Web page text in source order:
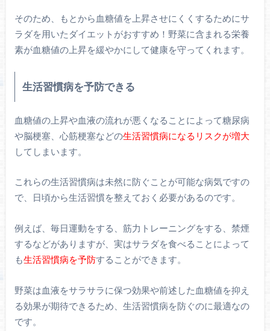
そのため、もとから血糖値を上昇させにくくするためにサ
ラダを用いたダイエットがおすすめ！野菜に含まれる栄養
素が血糖値の上昇を緩やかにして健康を守ってくれます。
生活習慣病を予防できる
血糖値の上昇や血液の流れが悪くなることによって糖尿病
や脳梗塞、心筋梗塞などの生活習慣病になるリスクが増大
してしまいます。
これらの生活習慣病は未然に防ぐことが可能な病気ですの
で、日頃から生活習慣を整えておく必要があるのです。
例えば、毎日運動をする、筋力トレーニングをする、禁煙
するなどがありますが、実はサラダを食べることによって
も生活習慣病を予防することができます。
野菜は血液をサラサラに保つ効果や前述した血糖値を抑え
る効果が期待できるため、生活習慣病を防ぐのに最適なの
です。